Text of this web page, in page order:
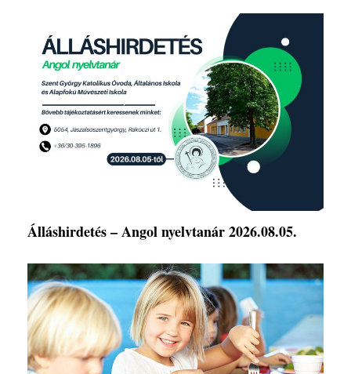
Álláshirdetés – Angol nyelvtanár 2026.08.05.